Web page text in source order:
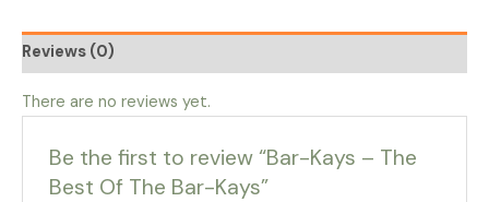
Reviews (0)
There are no reviews yet.
Be the first to review “Bar-Kays – The
Best Of The Bar-Kays”